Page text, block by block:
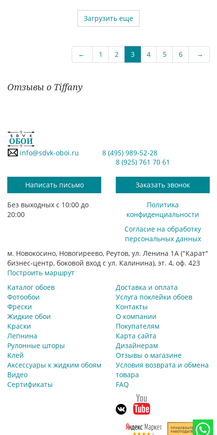
Загрузить еще
← 1 2 3 4 5 6 →
Отзывы о Tiffany
info@sdvk-oboi.ru
8 (495) 989-52-28
8 (925) 761 70 61
Написать письмо Заказать звонок
Без выходных с 10:00 до
20:00
Политика
конфиденциальности
Согласие на обработку
персональных данных
м. Новокосино, Новогиреево, Реутов, ул. Ленина 1А ("Карат"
бизнес-центр, боковой вход с ул. Калинина), эт. 4, оф. 423
Построить маршрут
Каталог обоев
Фотообои
Фрески
Жидкие обои
Краски
Лепнина
Рулонные шторы
Клей
Аксессуары к жидким обоям
Видео
Сертификаты
Доставка и оплата
Услуга поклейки обоев
Контакты
О компании
Покупателям
Карта сайта
Дизайнерам
Отзывы о магазине
Условия возврата и обмена
товара
FAQ